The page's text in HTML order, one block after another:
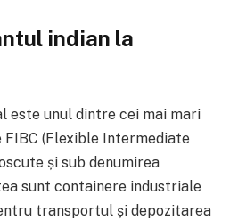
indian la
este unul dintre cei mai mari
FIBC (Flexible Intermediate
și sub denumirea
sunt containere industriale
transportul și depozitarea